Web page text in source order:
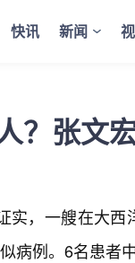
快讯 新闻
？张文
实，一艘在大
病例。6名患者